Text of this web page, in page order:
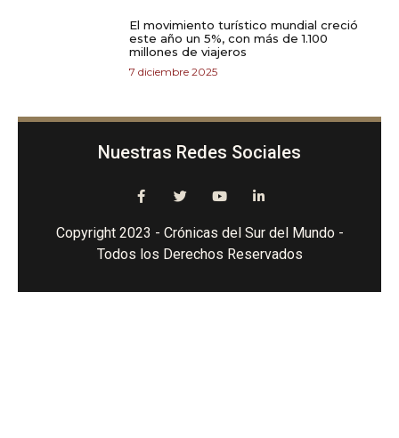
El movimiento turístico mundial creció
este año un 5%, con más de 1.100
millones de viajeros
7 diciembre 2025
Nuestras Redes Sociales
Copyright 2023 - Crónicas del Sur del Mundo -
Todos los Derechos Reservados